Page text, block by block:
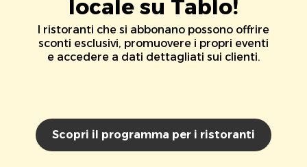
locale su Tablo!
I ristoranti che si abbonano possono offrire
sconti esclusivi, promuovere i propri eventi
e accedere a dati dettagliati sui clienti.
Scopri il programma per i ristoranti